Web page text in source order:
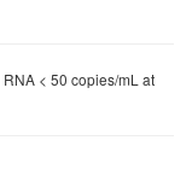
< 50 copies/mL at